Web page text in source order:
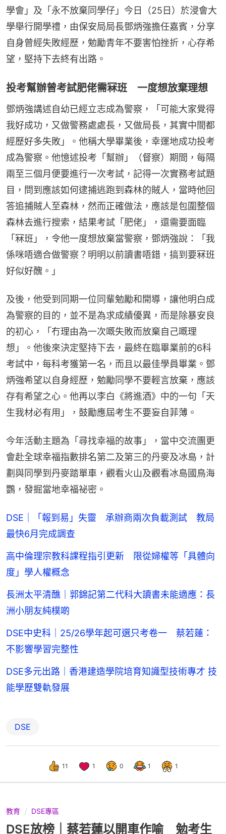
學會」及「永不放棄同學仔」今日（25日）於浸會大
學舉行開學禮，由保安局局長鄧炳強擔任嘉賓，分享
自身曾經失敗經歷，勉勵青年不要害怕挫折，心存希
望，堅持下去終有出路。
投考幫辦曾考試肥佬需冧班 一度想放棄理想
鄧炳強講述自幼已經立志成為警察，「可能大家覺得
我好成功，又做警務處處長，又做局長，其實中間都
經歷好多失敗」。他稱大學畢業後，幸運地成功投考
成為警察。他憶述投考「幫辦」（督察）期間，每隔
兩至三個月便要進行一次考試，記得一次實務考試題
目，問到應該如何逮捕逃跑到森林的賊人，當時他回
答追捕賊人至森林，然而正確做法，應該是包圍整個
森林去進行搜索，結果考試「肥佬」，還需要面臨
「冧班」，令他一度想放棄當警察，鄧炳強說：「我
係咪唔適合做警察？明明以前讀書唔錯，搞到要冧班
好似好醜。」
及後，他受到同期一位同輩勉勵和開導，讓他明白成
為警察的目的，並不是為求成績優異，而是除暴安良
的初心，「冇理由為一次嘅失敗而放棄自己嘅理
想」。他後來決定堅持下去，最終在臨畢業前的6科
考試中，每科考獲第一名，而且以最佳學員畢業。鄧
炳強希望以自身經歷，勉勵同學不要輕言放棄，應該
存有希望之心。他再以李白《將進酒》中的一句「天
生我材必有用」，鼓勵應屆考生不要妄自菲薄。
今年活動主題為「尋找幸福的故事」，當中交流團更
會赴全球幸福指數排名第二及第三的丹麥及冰島，計
劃與同學到丹麥踏單車，觀看火山及觀看冰島國鳥海
鸚，發掘當地幸福祕密。
DSE｜「報到易」失靈 承辦商兩次負載測試 教局
最快6月完成調查
高中倫理宗教科課程指引更新 限從婦權等「具體向
度」學人權概念
長洲太平清醮｜郭錦記第二代科大讀書未能適應：長
洲小朋友純樸啲
DSE中史科｜25/26學年起可選只考卷一 蔡若蓮：
不影響學習完整性
DSE多元出路｜香港建造學院培育知識型技術專才 技
能學歷雙軌發展
DSE
11 1 0 1 1
教育 DSE專區
DSE放榜｜蔡若蓮以開車作喻 勉考生